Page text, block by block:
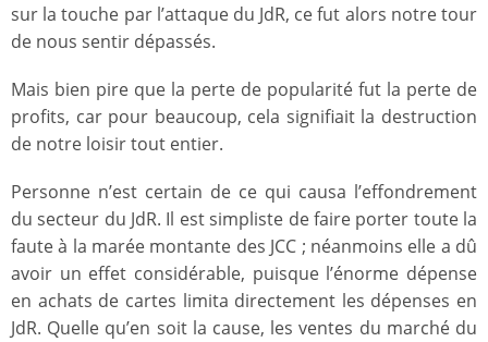
sur la touche par l’attaque du JdR, ce fut alors notre tour
de nous sentir dépassés.
Mais bien pire que la perte de popularité fut la perte de
profits, car pour beaucoup, cela signifiait la destruction
de notre loisir tout entier.
Personne n’est certain de ce qui causa l’effondrement
du secteur du JdR. Il est simpliste de faire porter toute la
faute à la marée montante des JCC ; néanmoins elle a dû
avoir un effet considérable, puisque l’énorme dépense
en achats de cartes limita directement les dépenses en
JdR. Quelle qu’en soit la cause, les ventes du marché du